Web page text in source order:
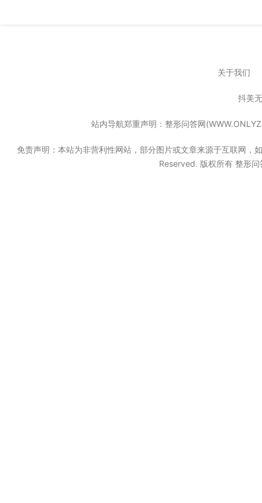
关于我们
抖美
站内导航郑重声明：整形问答网
免责声明：本站为非营利性网站，部分图片或文章来源于互联网，
Reserved. 版权所有 整形问